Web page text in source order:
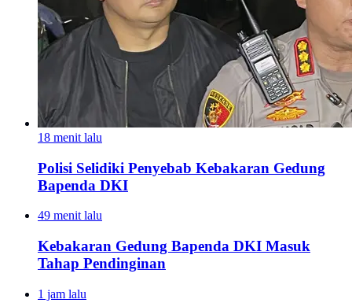
18 menit lalu
Polisi Selidiki Penyebab Kebakaran Gedung
Bapenda DKI
49 menit lalu
Kebakaran Gedung Bapenda DKI Masuk
Tahap Pendinginan
1 jam lalu